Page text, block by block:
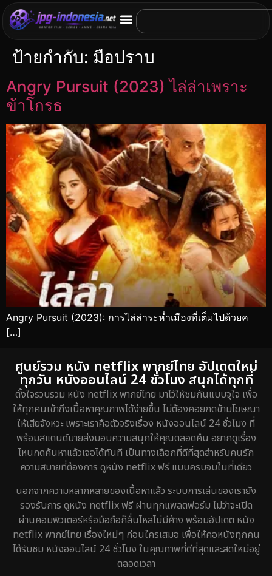
ป้ายกำกับ: มือปราบ
Angry Pursuit (2023) ไล่ล่าเพราะ
ข้าโกรธ
Angry Pursuit (2023): การไล่ล่าระห่ำเมืองที่เต็มไปด้วยค
[…]
ศูนย์รวม หนัง netflix พากย์ไทย อัปเดตใหม่
ทุกวัน หนังออนไลน์ 24 ชั่วโมง สนุกได้ทุกที่
ตั้งใจรวบรวม หนัง netflix พากย์ไทย มาไว้ให้ชมกันแบบจุใจ เพื่อ
ให้ทุกคนเข้าถึงเนื้อหาคุณภาพได้ง่ายขึ้น ไม่ต้องคอยกดข้ามโฆษณา
ให้เสียจังหวะ เพราะเราคือตัวจริงเรื่อง หนังออนไลน์ 24 ชั่วโมง ที่
พร้อมสแตนด์บายส่งมอบความสนุกให้คุณตลอดคืน อยากดูเรื่อง
ไหนกดค้นหาแล้วเจอได้ทันที เป็นทางเลือกที่ดีที่สุดสำหรับคนรัก
ความสบายที่ต้องการ ดูหนัง netflix ฟรี แบบครบจบในที่เดียว
นอกจากความหลากหลายของเนื้อหาแล้ว ระบบการเล่นของเรายัง
รองรับการ ดูหนัง netflix ฟรี ผ่านทุกแพลตฟอร์ม ไม่ว่าจะเปิด
ผ่านคอมพิวเตอร์หรือมือถือก็ลื่นไหลไม่มีค้าง พร้อมอัปเดต หนัง
netflix พากย์ไทย เรื่องใหม่ๆ ก่อนใครเสมอ เพื่อให้คอหนังทุกคน
ได้รับชม หนังออนไลน์ 24 ชั่วโมง ในคุณภาพที่ดีที่สุดและสดใหม่อยู่
ตลอดเวลา